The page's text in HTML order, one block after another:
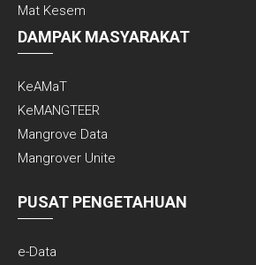
Mat Kesem
DAMPAK MASYARAKAT
KeAMaT
KeMANGTEER
Mangrove Data
Mangrover Unite
PUSAT PENGETAHUAN
e-Data